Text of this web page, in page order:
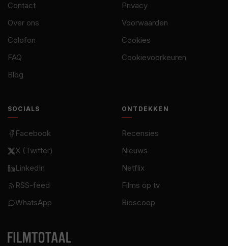
Contact
Over ons
Colofon
FAQ
Blog
Privacy
Voorwaarden
Cookies
Cookievoorkeuren
SOCIALS
Facebook
X (Twitter)
LinkedIn
RSS-feed
WhatsApp
ONTDEKKEN
Recensies
Nieuws
Netflix
Films op tv
Bioscoop